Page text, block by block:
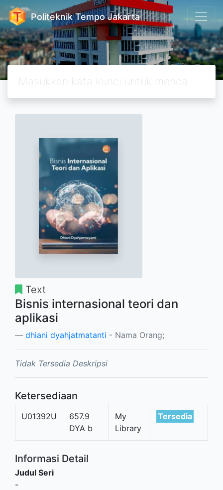
Politeknik Tempo Jakarta
Text
Bisnis internasional teori dan
aplikasi
dhiani dyahjatmatanti - Nama Orang;
Tidak Tersedia Deskripsi
Ketersediaan
U01392U
657.9
DYA b
My
Library
Tersedia
Informasi Detail
Judul Seri
-